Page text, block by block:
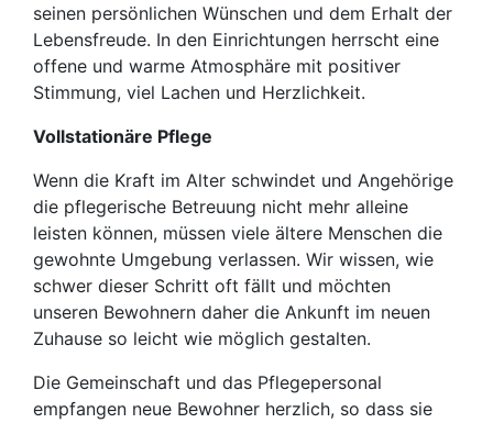
seinen persönlichen Wünschen und dem Erhalt der
Lebensfreude. In den Einrichtungen herrscht eine
offene und warme Atmosphäre mit positiver
Stimmung, viel Lachen und Herzlichkeit.
Vollstationäre Pflege
Wenn die Kraft im Alter schwindet und Angehörige
die pflegerische Betreuung nicht mehr alleine
leisten können, müssen viele ältere Menschen die
gewohnte Umgebung verlassen. Wir wissen, wie
schwer dieser Schritt oft fällt und möchten
unseren Bewohnern daher die Ankunft im neuen
Zuhause so leicht wie möglich gestalten.
Die Gemeinschaft und das Pflegepersonal
empfangen neue Bewohner herzlich, so dass sie